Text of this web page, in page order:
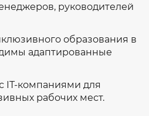
руководителей
образования в
адаптированные
IT-компаниями для
рабочих мест.